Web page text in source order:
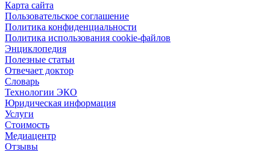
Карта сайта
Пользовательское соглашение
Политика конфиденциальности
Политика использования cookie-файлов
Энциклопедия
Полезные статьи
Отвечает доктор
Словарь
Технологии ЭКО
Юридическая информация
Услуги
Стоимость
Медиацентр
Отзывы